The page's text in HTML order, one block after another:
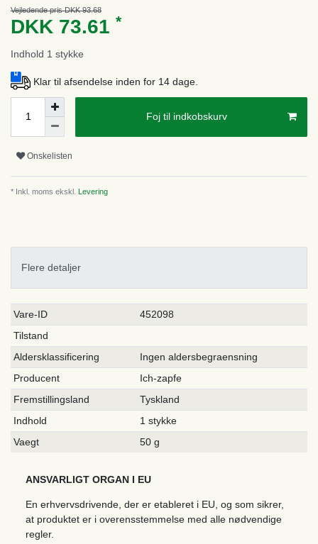
Vejledende pris DKK 93.68
DKK 73.61 *
Indhold 1 stykke
Klar til afsendelse inden for 14 dage.
Foj til indkobskurv
Onskelisten
* Inkl. moms ekskl. Levering
Flere detaljer
Ceres::Template.singleItemTechnicalDataAttribute
Ceres::Template.singleItemTechnicalDataValue
Vare-ID
452098
Tilstand
Aldersklassificering
Ingen aldersbegraensning
Producent
Ich-zapfe
Fremstillingsland
Tyskland
Indhold
1 stykke
Vaegt
50 g
ANSVARLIGT ORGAN I EU
En erhvervsdrivende, der er etableret i EU, og som sikrer,
at produktet er i overensstemmelse med alle nødvendige
regler.